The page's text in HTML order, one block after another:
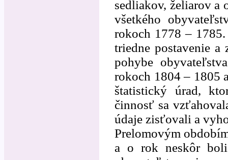
sedliakov, želiarov a
všetkého
rokoch 1778 –
triedne postavenie a
pohybe
rokoch 1804 – 1805
štatistický úrad,
činnosť sa
údaje zisťovali a
Prelomovým
a o rok neskôr boli